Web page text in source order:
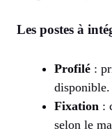
Les postes à
Profilé :
disponible.
Fixation :
selon le